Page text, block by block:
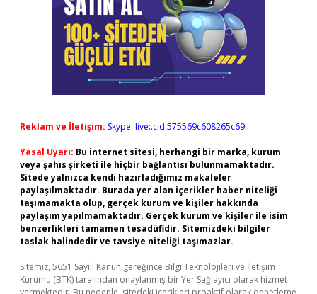
Reklam ve İletişim: Skype: live:.cid.575569c608265c69
Yasal Uyarı: Bu internet sitesi, herhangi bir marka, kurum
veya şahıs şirketi ile hiçbir bağlantısı bulunmamaktadır.
Sitede yalnızca kendi hazırladığımız makaleler
paylaşılmaktadır. Burada yer alan içerikler haber niteliği
taşımamakta olup, gerçek kurum ve kişiler hakkında
paylaşım yapılmamaktadır. Gerçek kurum ve kişiler ile isim
benzerlikleri tamamen tesadüfidir. Sitemizdeki bilgiler
taslak halindedir ve tavsiye niteliği taşımazlar.
Sitemiz, 5651 Sayılı Kanun gereğince Bilgi Teknolojileri ve İletişim
Kurumu (BTK) tarafından onaylanmış bir Yer Sağlayıcı olarak hizmet